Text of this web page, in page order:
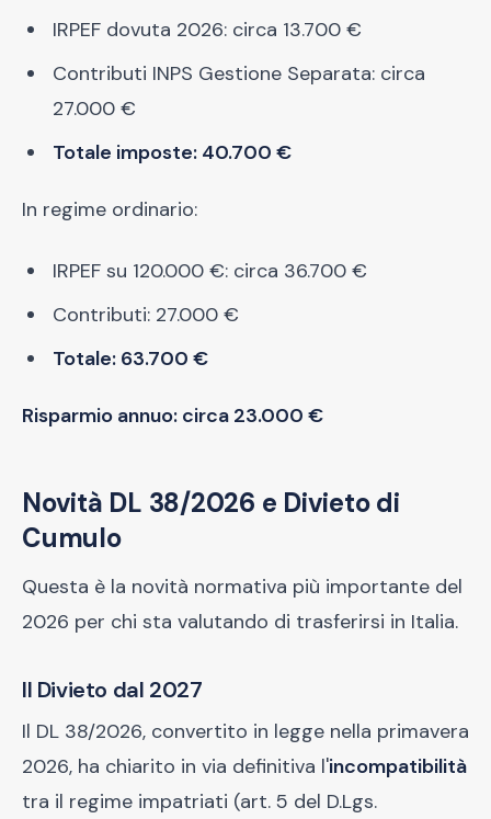
IRPEF dovuta 2026: circa 13.700 €
Contributi INPS Gestione Separata: circa
27.000 €
Totale imposte: 40.700 €
In regime ordinario:
IRPEF su 120.000 €: circa 36.700 €
Contributi: 27.000 €
Totale: 63.700 €
Risparmio annuo: circa 23.000 €
Novità DL 38/2026 e Divieto di
Cumulo
Questa è la novità normativa più importante del
2026 per chi sta valutando di trasferirsi in Italia.
Il Divieto dal 2027
Il DL 38/2026, convertito in legge nella primavera
2026, ha chiarito in via definitiva l'incompatibilità
tra il regime impatriati (art. 5 del D.Lgs.